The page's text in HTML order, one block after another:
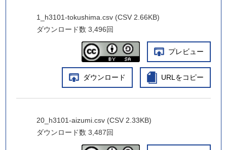
1_h3101-tokushima.csv (CSV 2.66KB)
ダウンロード数 3,496回
プレビュー
ダウンロード URLをコピー
20_h3101-aizumi.csv (CSV 2.33KB)
ダウンロード数 3,487回